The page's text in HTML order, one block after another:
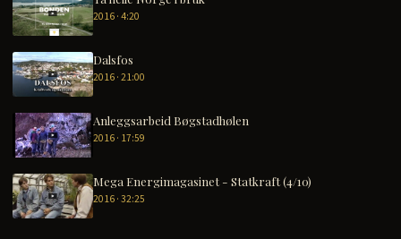
2016 · 4:20
Dalsfos
2016 · 21:00
Anleggsarbeid Bøgstadhølen
2016 · 17:59
Mega Energimagasinet - Statkraft (4/10)
2016 · 32:25